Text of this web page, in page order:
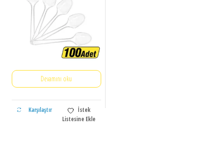
Devamını oku
Karşılaştır
İstek
Listesine Ekle